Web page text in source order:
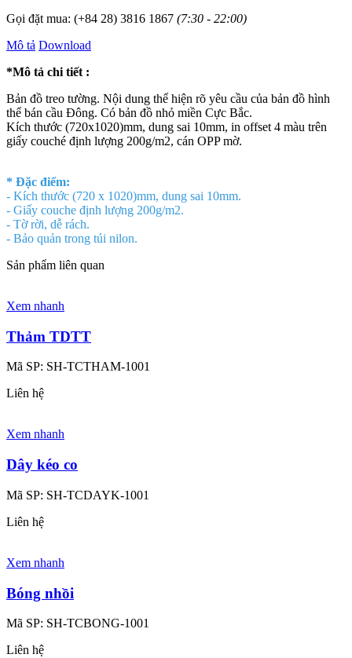
Gọi đặt mua: (+84 28) 3816 1867 (7:30 - 22:00)
Mô tả Download
*Mô tả chi tiết :
Bản đồ treo tường. Nội dung thể hiện rõ yêu cầu của bản đồ hình
thể bán cầu Đông. Có bản đồ nhỏ miền Cực Bắc.
Kích thước (720x1020)mm, dung sai 10mm, in offset 4 màu trên
giấy couché định lượng 200g/m2, cán OPP mờ.
* Đặc điểm:
- Kích thước (720 x 1020)mm, dung sai 10mm.
- Giấy couche định lượng 200g/m2.
- Tờ rời, dễ rách.
- Bảo quản trong túi nilon.
Sản phẩm liên quan
Xem nhanh
Thảm TDTT
Mã SP: SH-TCTHAM-1001
Liên hệ
Xem nhanh
Dây kéo co
Mã SP: SH-TCDAYK-1001
Liên hệ
Xem nhanh
Bóng nhồi
Mã SP: SH-TCBONG-1001
Liên hệ